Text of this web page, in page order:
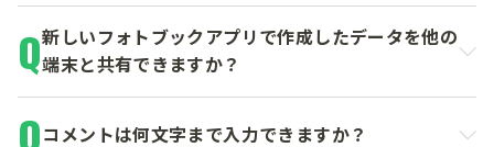
新しいフォトブックアプリで作成したデータを他の
端末と共有できますか？
コメントは何文字まで入力できますか？